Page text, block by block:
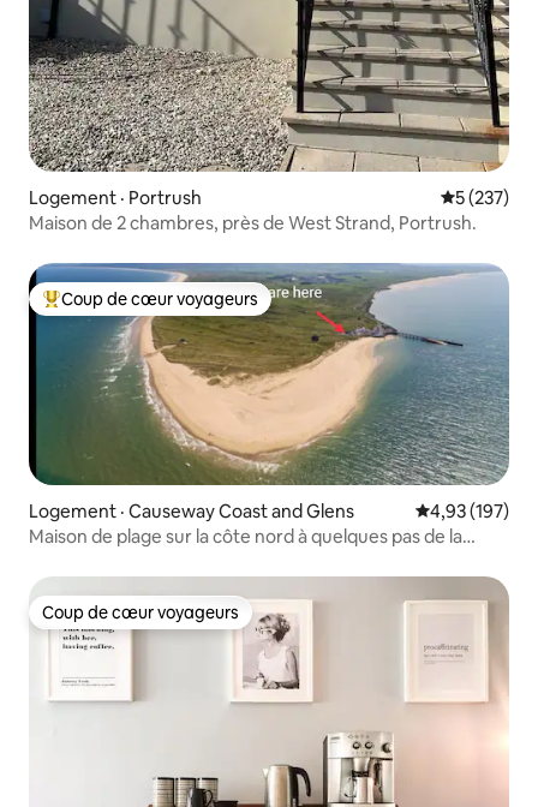
Logement · Portrush Note
5 (237)
Maison de 2 chambres, près de West Strand, Portrush.
Coup de cœur voyageurs parmi les plus aimés
Coup de cœur voyageurs
Logement · Causeway Coast and Glens Note
4,93 (197)
Maison de plage sur la côte nord à quelques pas de la
Coup de cœur voyageurs
Coup de cœur voyageurs